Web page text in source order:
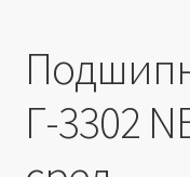
Г-3302